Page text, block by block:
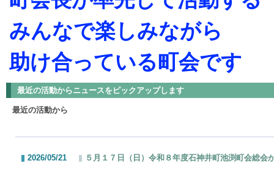
みんなで楽しみながら
助け合っている町会です
最近の活動からニュースをピックアップします
最近の活動から
2026/05/21 ５月１７日（日）令和８年度石神井町池渕町会総会